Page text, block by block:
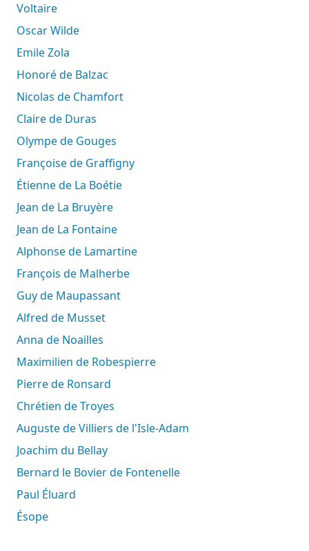
Voltaire
Oscar Wilde
Emile Zola
Honoré de Balzac
Nicolas de Chamfort
Claire de Duras
Olympe de Gouges
Françoise de Graffigny
Étienne de La Boétie
Jean de La Bruyère
Jean de La Fontaine
Alphonse de Lamartine
François de Malherbe
Guy de Maupassant
Alfred de Musset
Anna de Noailles
Maximilien de Robespierre
Pierre de Ronsard
Chrétien de Troyes
Auguste de Villiers de l'Isle-Adam
Joachim du Bellay
Bernard le Bovier de Fontenelle
Paul Éluard
Ésope